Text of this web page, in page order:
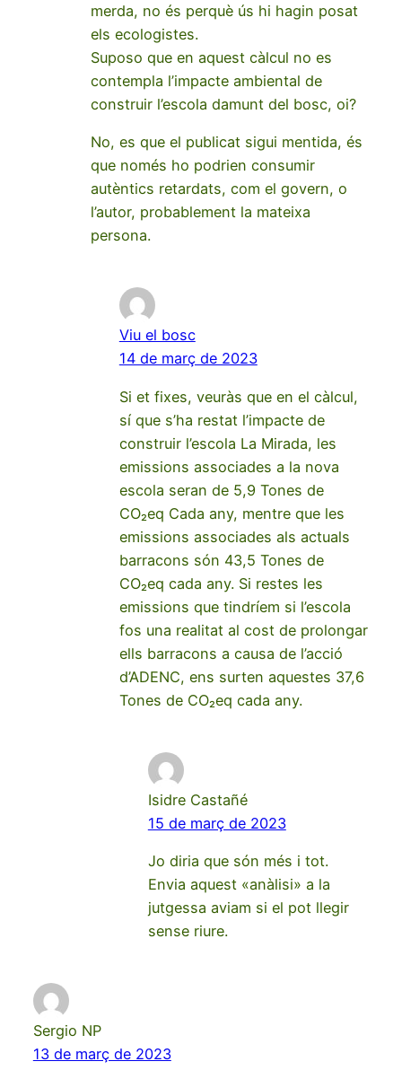
merda, no és perquè ús hi hagin posat
els ecologistes.
Suposo que en aquest càlcul no es
contempla l’impacte ambiental de
construir l’escola damunt del bosc, oi?
No, es que el publicat sigui mentida, és
que només ho podrien consumir
autèntics retardats, com el govern, o
l’autor, probablement la mateixa
persona.
Viu el bosc
14 de març de 2023
Si et fixes, veuràs que en el càlcul,
sí que s’ha restat l’impacte de
construir l’escola La Mirada, les
emissions associades a la nova
escola seran de 5,9 Tones de
CO₂eq Cada any, mentre que les
emissions associades als actuals
barracons són 43,5 Tones de
CO₂eq cada any. Si restes les
emissions que tindríem si l’escola
fos una realitat al cost de prolongar
ells barracons a causa de l’acció
d’ADENC, ens surten aquestes 37,6
Tones de CO₂eq cada any.
Isidre Castañé
15 de març de 2023
Jo diria que són més i tot.
Envia aquest «anàlisi» a la
jutgessa aviam si el pot llegir
sense riure.
Sergio NP
13 de març de 2023